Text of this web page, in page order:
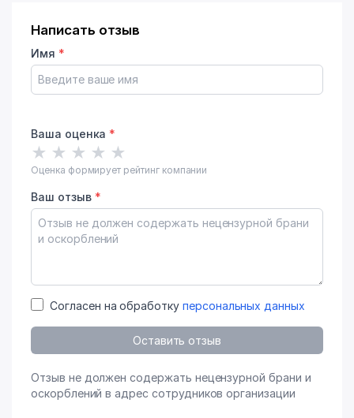
Написать отзыв
Имя *
Ваша оценка *
★ ★ ★ ★ ★
Оценка формирует рейтинг компании
Ваш отзыв *
Согласен на обработку персональных данных
Оставить отзыв
Отзыв не должен содержать нецензурной брани и
оскорблений в адрес сотрудников организации